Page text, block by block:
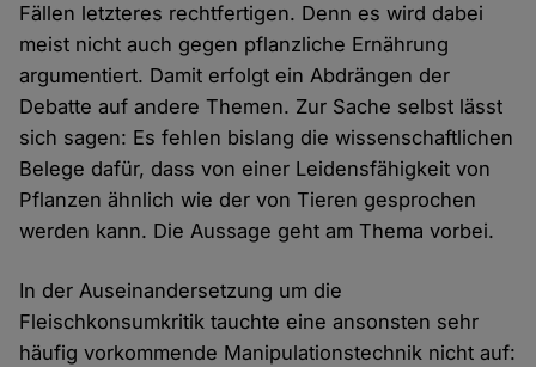
Fällen letzteres rechtfertigen. Denn es wird dabei
meist nicht auch gegen pflanzliche Ernährung
argumentiert. Damit erfolgt ein Abdrängen der
Debatte auf andere Themen. Zur Sache selbst lässt
sich sagen: Es fehlen bislang die wissenschaftlichen
Belege dafür, dass von einer Leidensfähigkeit von
Pflanzen ähnlich wie der von Tieren gesprochen
werden kann. Die Aussage geht am Thema vorbei.
In der Auseinandersetzung um die
Fleischkonsumkritik tauchte eine ansonsten sehr
häufig vorkommende Manipulationstechnik nicht auf: